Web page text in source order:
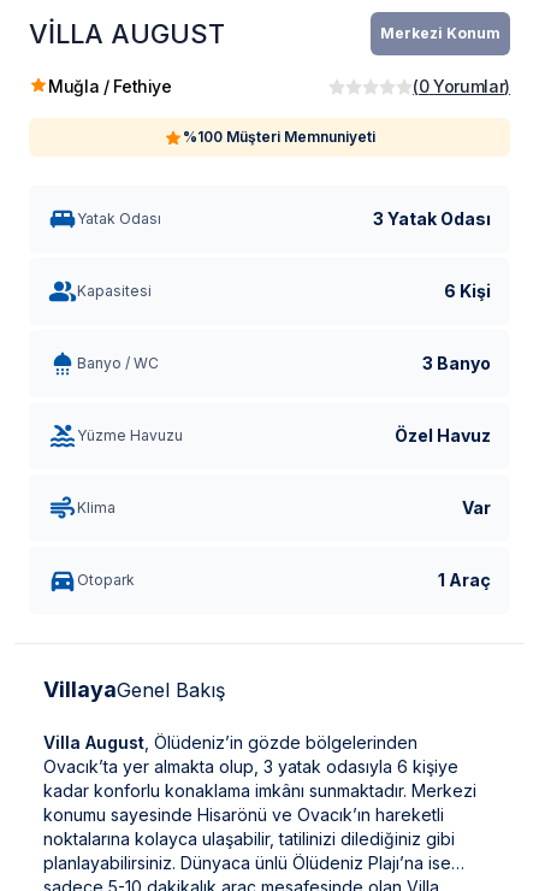
VİLLA AUGUST Merkezi Konum
Muğla / Fethiye (0 Yorumlar)
%100 Müşteri Memnuniyeti
Yatak Odası 3 Yatak Odası
Kapasitesi 6 Kişi
Banyo / WC 3 Banyo
Yüzme Havuzu Özel Havuz
Klima Var
Otopark 1 Araç
VillayaGenel Bakış
Villa August , Ölüdeniz’in gözde bölgelerinden
Ovacık’ta yer almakta olup, 3 yatak odasıyla 6 kişiye
kadar konforlu konaklama imkânı sunmaktadır. Merkezi
konumu sayesinde Hisarönü ve Ovacık’ın hareketli
noktalarına kolayca ulaşabilir, tatilinizi dilediğiniz gibi
planlayabilirsiniz. Dünyaca ünlü Ölüdeniz Plajı’na ise
sadece 5-10 dakikalık araç mesafesinde olan Villa